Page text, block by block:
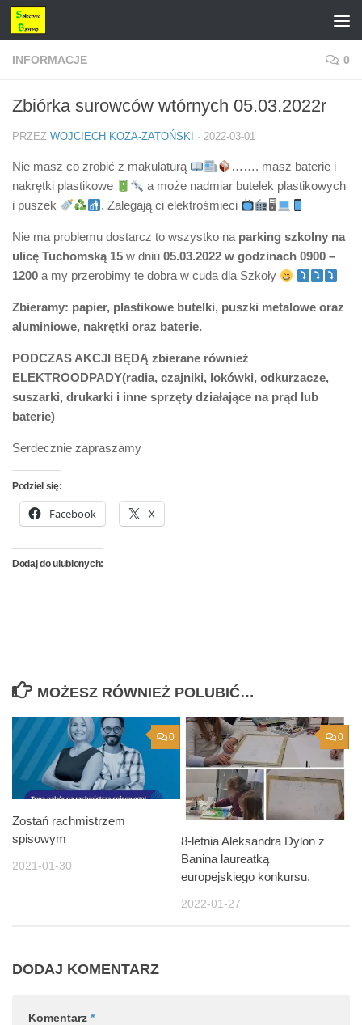
Przejdź do treści
INFORMACJE 0
Zbiórka surowców wtórnych 05.03.2022r
PRZEZ WOJCIECH KOZA-ZATOŃSKI · 2022-03-01
Nie masz co zrobić z makulaturą
……. masz baterie i
nakrętki plastikowe
a może nadmiar butelek plastikowych
i puszek
. Zalegają ci elektrośmieci 🖥
Nie ma problemu dostarcz to wszystko na parking szkolny na
ulicę Tuchomską 15 w dniu 05.03.2022 w godzinach 0900 –
1200 a my przerobimy te dobra w cuda dla Szkoły
Zbieramy: papier, plastikowe butelki, puszki metalowe oraz
aluminiowe, nakrętki oraz baterie.
PODCZAS AKCJI BĘDĄ zbierane również
ELEKTROODPADY(radia, czajniki, lokówki, odkurzacze,
suszarki, drukarki i inne sprzęty działające na prąd lub
baterie)
Serdecznie zapraszamy
Podziel się:
Facebook X
Dodaj do ulubionych:
MOŻESZ RÓWNIEŻ POLUBIĆ…
0
Zostań rachmistrzem
spisowym
2021-01-30
0
8-letnia Aleksandra Dylon z
Banina laureatką
europejskiego konkursu.
2022-01-27
DODAJ KOMENTARZ
Komentarz *